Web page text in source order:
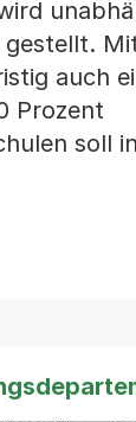
gestellt.
auch
Prozent
soll